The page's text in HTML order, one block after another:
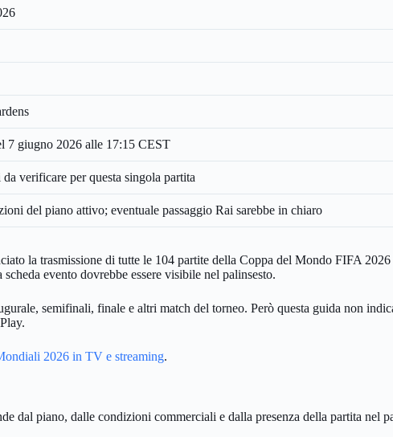
7 giugno 2026 alle 17:15 CEST
verificare per questa singola partita
del piano attivo; eventuale passaggio Rai sarebbe in chiaro
la trasmissione di tutte le 104 partite della Coppa del Mondo FIFA 2026
evento dovrebbe essere visibile nel palinsesto.
semifinali, finale e altri match del torneo. Però questa guida non
2026 in TV e streaming.
piano, dalle condizioni commerciali e dalla presenza della partita nel